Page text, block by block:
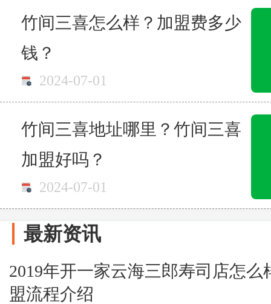
竹间三喜怎么样？加盟费多少
钱？
2024-07-01
竹间三喜地址哪里？竹间三喜
加盟好吗？
2024-07-01
最新资讯
2019年开一家云海三郎寿司店怎么
盟流程介绍